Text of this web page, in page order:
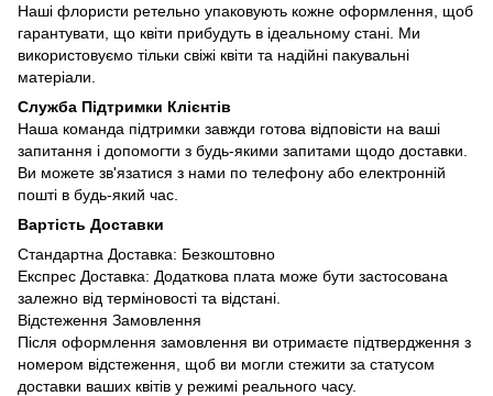
Наші флористи ретельно упаковують кожне оформлення, щоб
гарантувати, що квіти прибудуть в ідеальному стані. Ми
використовуємо тільки свіжі квіти та надійні пакувальні
матеріали.
Служба Підтримки Клієнтів
Наша команда підтримки завжди готова відповісти на ваші
запитання і допомогти з будь-якими запитами щодо доставки.
Ви можете зв'язатися з нами по телефону або електронній
пошті в будь-який час.
Вартість Доставки
Стандартна Доставка: Безкоштовно
Експрес Доставка: Додаткова плата може бути застосована
залежно від терміновості та відстані.
Відстеження Замовлення
Після оформлення замовлення ви отримаєте підтвердження з
номером відстеження, щоб ви могли стежити за статусом
доставки ваших квітів у режимі реального часу.